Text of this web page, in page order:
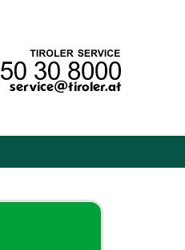
service@tiroler.at